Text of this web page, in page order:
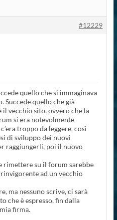
#12229
quello che si immaginava
Succede quello che già
vecchio sito, ovvero che la
si era notevolmente
troppo da leggere, così
di sviluppo dei nuovi
raggiungerli, poi il nuovo
rimettere su il forum sarebbe
ad un vecchio
ma nessuno scrive, ci sarà
che è espresso, fin dalla
firma.